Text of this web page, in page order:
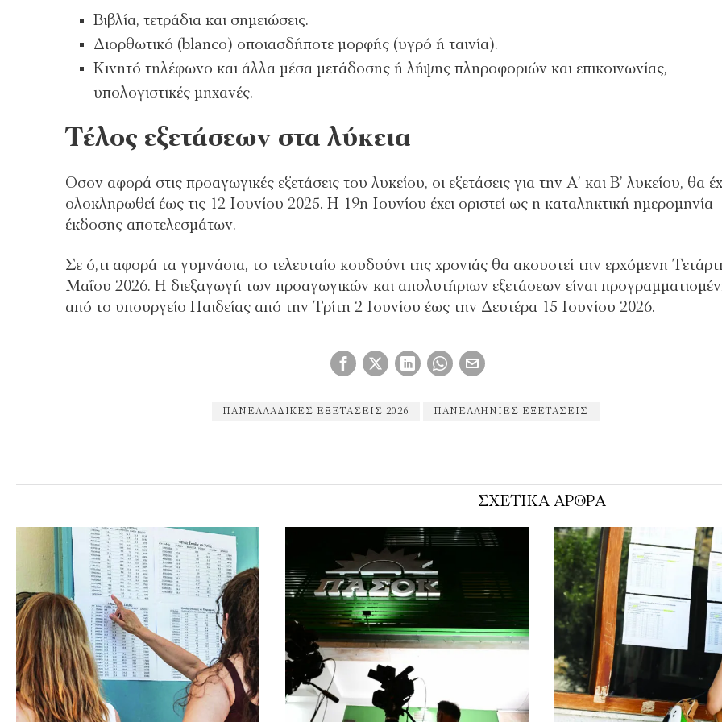
Βιβλία, τετράδια και σημειώσεις.
Διορθωτικό (blanco) οποιασδήποτε μορφής (υγρό ή ταινία).
Κινητό τηλέφωνο και άλλα μέσα μετάδοσης ή λήψης πληροφοριών και επικοινωνίας,
υπολογιστικές μηχανές.
Τέλος εξετάσεων στα λύκεια
Οσον αφορά στις προαγωγικές εξετάσεις του λυκείου, οι εξετάσεις για την Α’ και Β’ λυκείου, θα
ολοκληρωθεί έως τις 12 Ιουνίου 2025. Η 19η Ιουνίου έχει οριστεί ως η καταληκτική ημερομηνία
έκδοσης αποτελεσμάτων.
Σε ό,τι αφορά τα γυμνάσια, το τελευταίο κουδούνι της χρονιάς θα ακουστεί την ερχόμενη
Μαΐου 2026. Η διεξαγωγή των προαγωγικών και απολυτήριων εξετάσεων είναι
από το υπουργείο Παιδείας από την Τρίτη 2 Ιουνίου έως την Δευτέρα 15 Ιουνίου 2026.
ΠΑΝΕΛΛΑΔΙΚΈΣ ΕΞΕΤΆΣΕΙΣ 2026 ΠΑΝΕΛΛΉΝΙΕΣ ΕΞΕΤΆΣΕΙΣ
ΣΧΕΤΙΚΑ ΑΡΘΡΑ